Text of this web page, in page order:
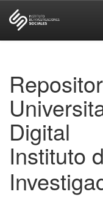
Digital
Instituto